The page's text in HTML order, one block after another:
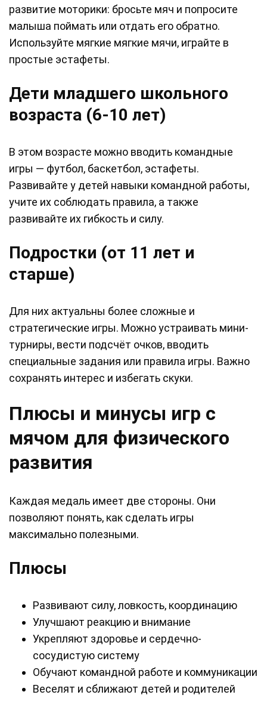
развитие моторики: бросьте мяч и попросите
малыша поймать или отдать его обратно.
Используйте мягкие мягкие мячи, играйте в
простые эстафеты.
Дети младшего школьного
возраста (6-10 лет)
В этом возрасте можно вводить командные
игры — футбол, баскетбол, эстафеты.
Развивайте у детей навыки командной работы,
учите их соблюдать правила, а также
развивайте их гибкость и силу.
Подростки (от 11 лет и
старше)
Для них актуальны более сложные и
стратегические игры. Можно устраивать мини-
турниры, вести подсчёт очков, вводить
специальные задания или правила игры. Важно
сохранять интерес и избегать скуки.
Плюсы и минусы игр с
мячом для физического
развития
Каждая медаль имеет две стороны. Они
позволяют понять, как сделать игры
максимально полезными.
Плюсы
Развивают силу, ловкость, координацию
Улучшают реакцию и внимание
Укрепляют здоровье и сердечно-
сосудистую систему
Обучают командной работе и коммуникации
Веселят и сближают детей и родителей